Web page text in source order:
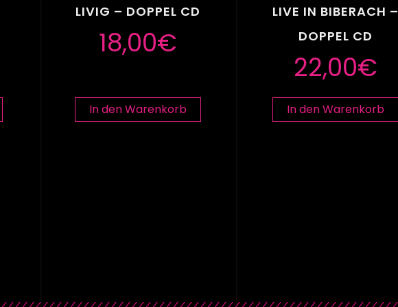
LIVIG – DOPPEL CD
18,00€
In den Warenkorb
LIVE IN BIBERACH –
DOPPEL CD
22,00€
In den Warenkorb